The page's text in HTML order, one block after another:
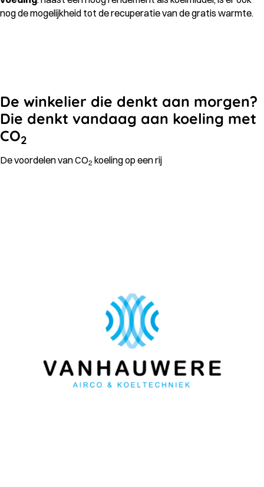
nog de mogelijkheid tot de recuperatie van de gratis warmte.
De winkelier die denkt aan morgen?
Die denkt vandaag aan koeling met
CO2
De voordelen van CO2 koeling op een rij